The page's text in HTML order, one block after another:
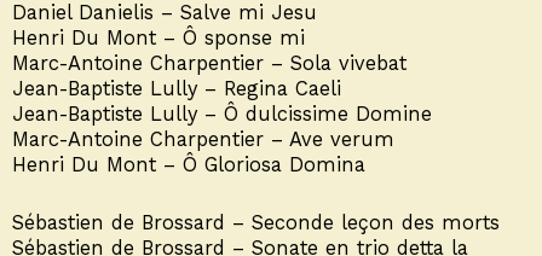
Daniel Danielis – Salve mi Jesu
Henri Du Mont – Ô sponse mi
Marc-Antoine Charpentier – Sola vivebat
Jean-Baptiste Lully – Regina Caeli
Jean-Baptiste Lully – Ô dulcissime Domine
Marc-Antoine Charpentier – Ave verum
Henri Du Mont – Ô Gloriosa Domina
Sébastien de Brossard – Seconde leçon des morts
Sébastien de Brossard – Sonate en trio detta la